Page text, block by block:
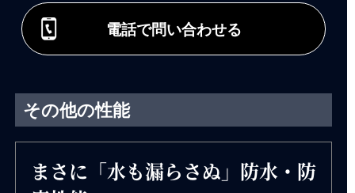
電話で問い合わせる
その他の性能
まさに「水も漏らさぬ」防水・防